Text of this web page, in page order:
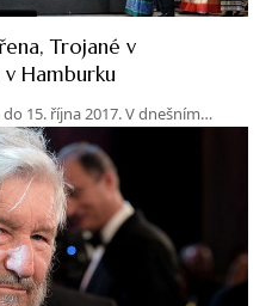
Trojané v
v Hamburku
15. října 2017. V dnešním…